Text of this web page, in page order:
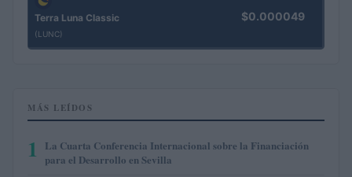
Terra Luna Classic
(LUNC)
$0.000049
MÁS LEÍDOS
1
La Cuarta Conferencia Internacional sobre la Financiación
para el Desarrollo en Sevilla